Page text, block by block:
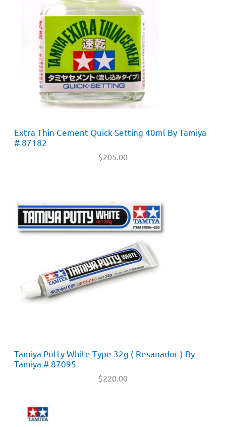
Extra Thin Cement Quick Setting 40ml By Tamiya
# 87182
$205.00
Tamiya Putty White Type 32g ( Resanador ) By
Tamiya # 87095
$220.00